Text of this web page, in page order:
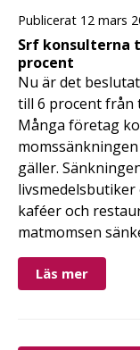
Publicerat 12 mars
Srf konsulterna
procent
Nu är det
till 6 procent från
Många företag
gäller.
kaféer och
matmomsen
Läs mer